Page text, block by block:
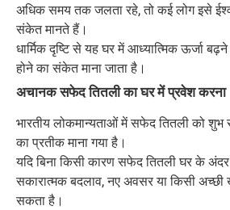
अधिक समय तक जलता रहे, तो कई लोग इसे
संकेत मानते हैं।
धार्मिक दृष्टि से यह घर में आध्यात्मिक ऊर्जा
होने का संकेत माना जाता है।
अचानक सफेद तितली का घर में प्रवेश करना
भारतीय लोकमान्यताओं में सफेद तितली को
का प्रतीक माना गया है।
यदि बिना किसी कारण सफेद तितली घर के
सकारात्मक बदलाव, नए अवसर या किसी
सकता है।